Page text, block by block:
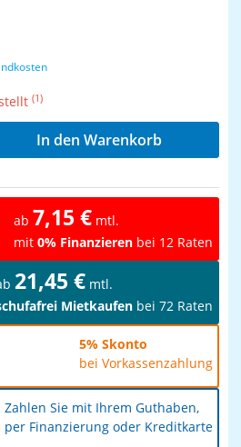
(1)
Gib den gewünschten
In den Warenkorb
ab 7,15 € mtl.
mit 0% Finanzieren bei 12 Raten
21,45 € mtl.
Mietkaufen bei 72 Raten
5% Skonto
bei Vorkassenzahlung
Zahlen Sie mit Ihrem Guthaben,
per Finanzierung oder Kreditkarte